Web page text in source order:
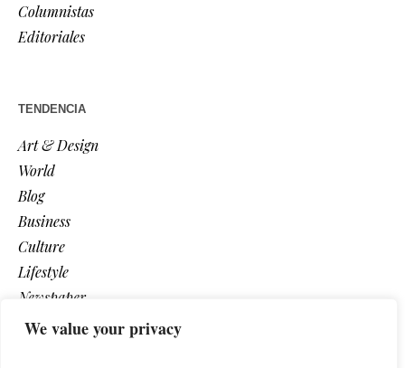
We value your privacy
Columnistas
Editoriales
TENDENCIA
Art & Design
World
Blog
Business
Culture
Lifestyle
Newspaper
Photos